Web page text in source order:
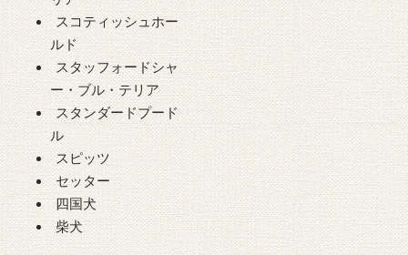
スコティッシュホー
ルド
スタッフォードシャ
ー・ブル・テリア
スタンダードプード
ル
スピッツ
セッター
四国犬
柴犬